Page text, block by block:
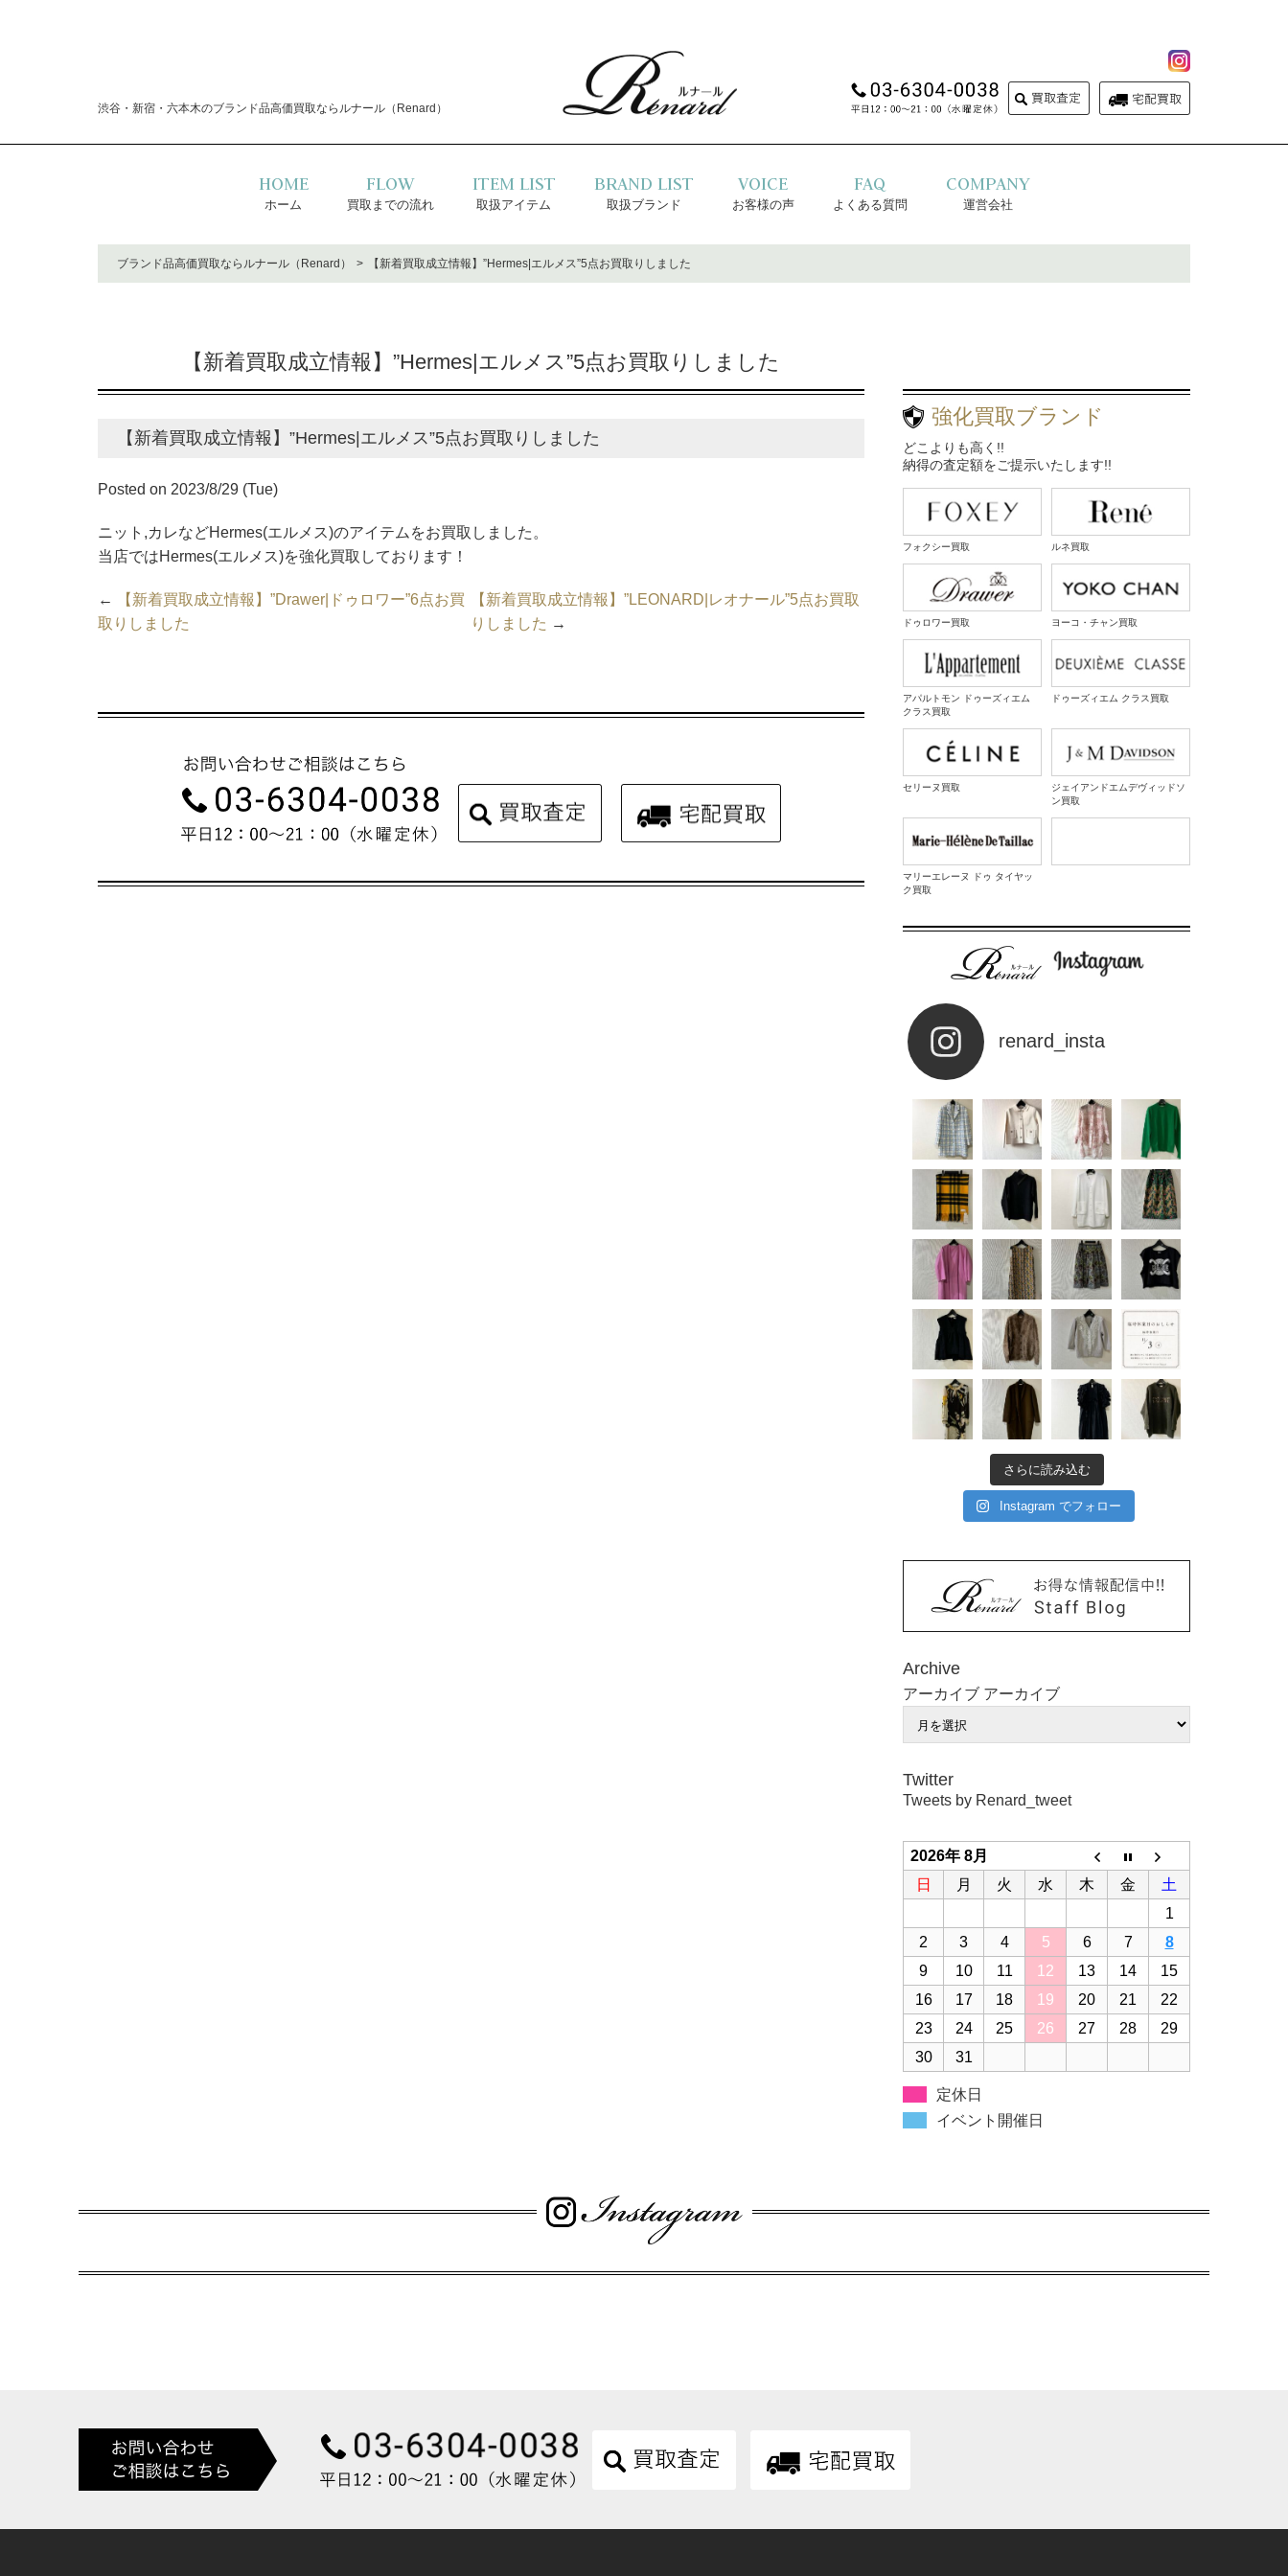
渋谷・新宿・六本木のブランド品高価買取ならルナール（Renard）
HOME
ホーム
FLOW
買取までの流れ
ITEM LIST
取扱アイテム
BRAND LIST
取扱ブランド
VOICE
お客様の声
FAQ
よくある質問
COMPANY
運営会社
ブランド品高価買取ならルナール（Renard） 【新着買取成立情報】”Hermes|エルメス”5点お買取りしました
【新着買取成立情報】”Hermes|エルメス”5点お買取りしました
【新着買取成立情報】”Hermes|エルメス”5点お買取りしました
Posted on 2023/8/29 (Tue)
ニット,カレなどHermes(エルメス)のアイテムをお買取しました。
当店ではHermes(エルメス)を強化買取しております！
←
【新着買取成立情報】”Drawer|ドゥロワー”6点お買
取りしました
【新着買取成立情報】”LEONARD|レオナール”5点お買取
りしました →
強化買取ブランド
どこよりも高く!!
納得の査定額をご提示いたします!!
フォクシー買取 ルネ買取
ドゥロワー買取 ヨーコ・チャン買取
アパルトモン ドゥーズィエム
クラス買取
ドゥーズィエム クラス買取
セリーヌ買取
ジェイアンドエムデヴィッドソ
ン買取
マリーエレーヌ ドゥ タイヤッ
ク買取
renard_insta
さらに読み込む
Instagram でフォロー
Archive
アーカイブ アーカイブ
Twitter
Tweets by Renard_tweet
2026年 8月
日
月 火 水 木 金
土
1
2
3 4 5 6 7
8
9
10 11 12 13 14
15
16
17 18 19 20 21
22
23
24 25 26 27 28
29
30
31
定休日
イベント開催日